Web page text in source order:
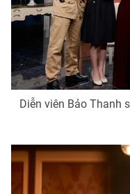
Diễn viên Bảo Thanh